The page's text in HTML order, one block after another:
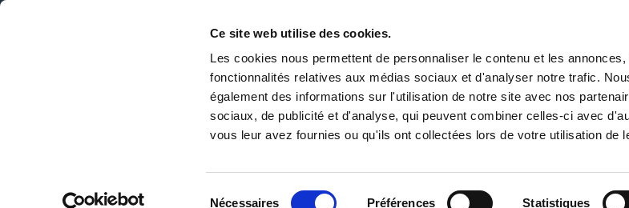
Ce site web utilise des cookies.
Les cookies nous permettent de personnaliser le contenu et les
fonctionnalités relatives aux médias sociaux et d'analyser notre trafic.
également des informations sur l'utilisation de notre site avec nos
sociaux, de publicité et d'analyse, qui peuvent combiner celles-ci avec
vous leur avez fournies ou qu'ils ont collectées lors de votre utilisation de
Nécessaires Préférences Statistiques
DE LA PAGE BLANCHE... AU BEST SELLER
PUBLIER UN LIVRE
YANN DE FRANCE